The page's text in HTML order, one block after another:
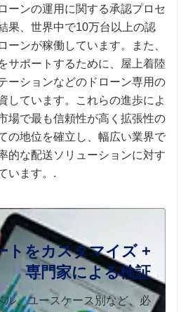
ーンの運用に関する承認プロセ
果、世界中で10万台以上の認
ーンが稼働しています。また、
サポートするために、屋上着陸
ーションなどのドローン専用の
しています。これらの進歩によ
場で最も信頼性が高く拡張性の
の地位を確立し、幅広い業界で
的な配送ソリューションに対す
います。.
トをカスタマイズ +
専門家による検証
ル、ユースケース別など、必